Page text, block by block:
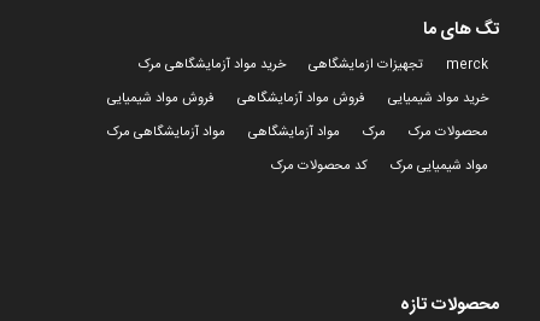
تگ های ما
merck تجهیزات ازمایشگاهی
خرید مواد آزمایشگاهی مرک
خرید مواد شیمیایی
فروش مواد آزمایشگاهی
فروش مواد شیمیایی
محصولات مرک
مرک مواد آزمایشگاهی
مواد آزمایشگاهی مرک
مواد شیمیایی مرک
کد محصولات مرک
محصولات تازه